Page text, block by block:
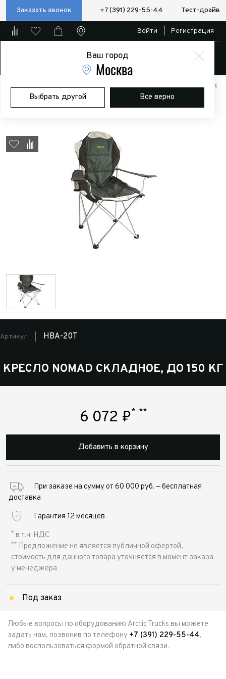
Заказать звонок +7 (391) 229-55-44 Тест-драйв
Ваш город
Москва
Выбрать другой Все верно
Войти Регистрация
Главная Магазин Дополнительное оборудование
Аксессуары:
Полезные мелочи
Кресло NOMAD складное, до 150 кг
Артикул HBA-20T
КРЕСЛО NOMAD СКЛАДНОЕ, ДО 150 КГ
6 072 ₽* **
Добавить в корзину
При заказе на сумму от 60 000 руб. — бесплатная
доставка
Гарантия 12 месяцев
* в т.ч. НДС
** Предложение не является публичной офертой,
стоимость для данного товара уточняется в момент заказа
у менеджера
Под заказ
Любые вопросы по оборудованию Arctic Trucks вы можете
задать нам, позвонив по телефону +7 (391) 229-55-44,
либо воспользоваться формой обратной связи.